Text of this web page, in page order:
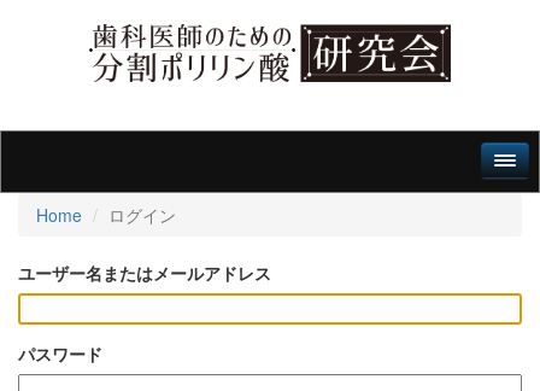
Home ログイン
ユーザー名またはメールアドレス
パスワード